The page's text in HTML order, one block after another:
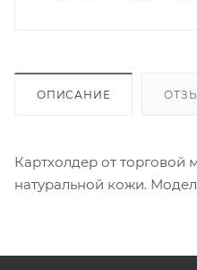
ОПИСАНИЕ
Картхолдер от торговой